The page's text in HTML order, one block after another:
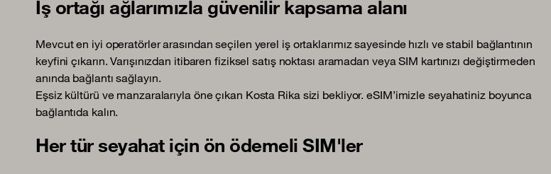
İş ortağı ağlarımızla güvenilir kapsama alanı
Mevcut en iyi operatörler arasından seçilen yerel iş ortaklarımız sayesinde hızlı ve stabil bağlantının
keyfini çıkarın. Varışınızdan itibaren fiziksel satış noktası aramadan veya SIM kartınızı değiştirmeden
anında bağlantı sağlayın.
Eşsiz kültürü ve manzaralarıyla öne çıkan Kosta Rika sizi bekliyor. eSIM’imizle seyahatiniz boyunca
bağlantıda kalın.
Her tür seyahat için ön ödemeli SIM'ler